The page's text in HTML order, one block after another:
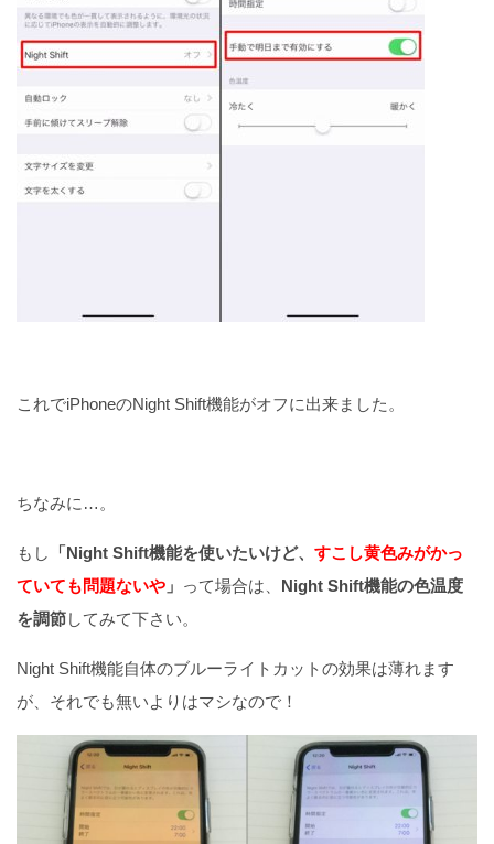
これでiPhoneのNight Shift機能がオフに出来ました。
ちなみに…。
もし 「Night Shift機能を使いたいけど、 すこし黄色みがかっ
ていても問題ないや 」 って場合は、 Night Shift機能の色温度
を調節してみて下さい。
Night Shift機能自体のブルーライトカットの効果は薄れます
が、それでも無いよりはマシなので！